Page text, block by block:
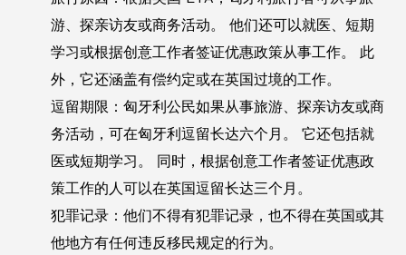
游、探亲访友或商务活动。 他们还可以就医、短期
学习或根据创意工作者签证优惠政策从事工作。 此
外，它还涵盖有偿约定或在英国过境的工作。
逗留期限：匈牙利公民如果从事旅游、探亲访友或商
务活动，可在匈牙利逗留长达六个月。 它还包括就
医或短期学习。 同时，根据创意工作者签证优惠政
策工作的人可以在英国逗留长达三个月。
犯罪记录：他们不得有犯罪记录，也不得在英国或其
他地方有任何违反移民规定的行为。